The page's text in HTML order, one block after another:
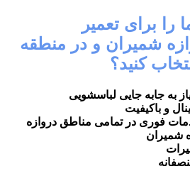
را برای تعمیر
شمیران و در منطقه
کنید؟
به جابه جایی لباسشویی
و باکیفیت
و خدمات فوری در تمامی مناطق دروازه
شمیران